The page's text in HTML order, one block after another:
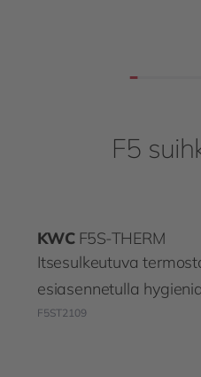
F5
KWC F5S-THERM
Itsesulkeutuva
esiasennetulla
F5ST2109